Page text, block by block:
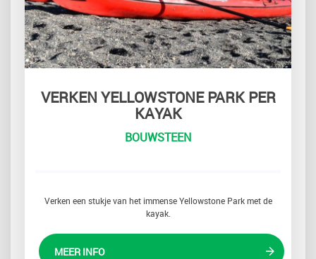
VERKEN YELLOWSTONE PARK PER
KAYAK
BOUWSTEEN
Verken een stukje van het immense Yellowstone Park met de
kayak.
MEER INFO